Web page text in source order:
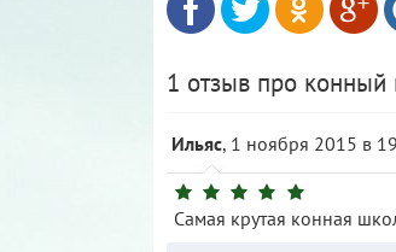
1 отзыв про
Ильяс, 1 ноября 2015 в
Самая крутая конная